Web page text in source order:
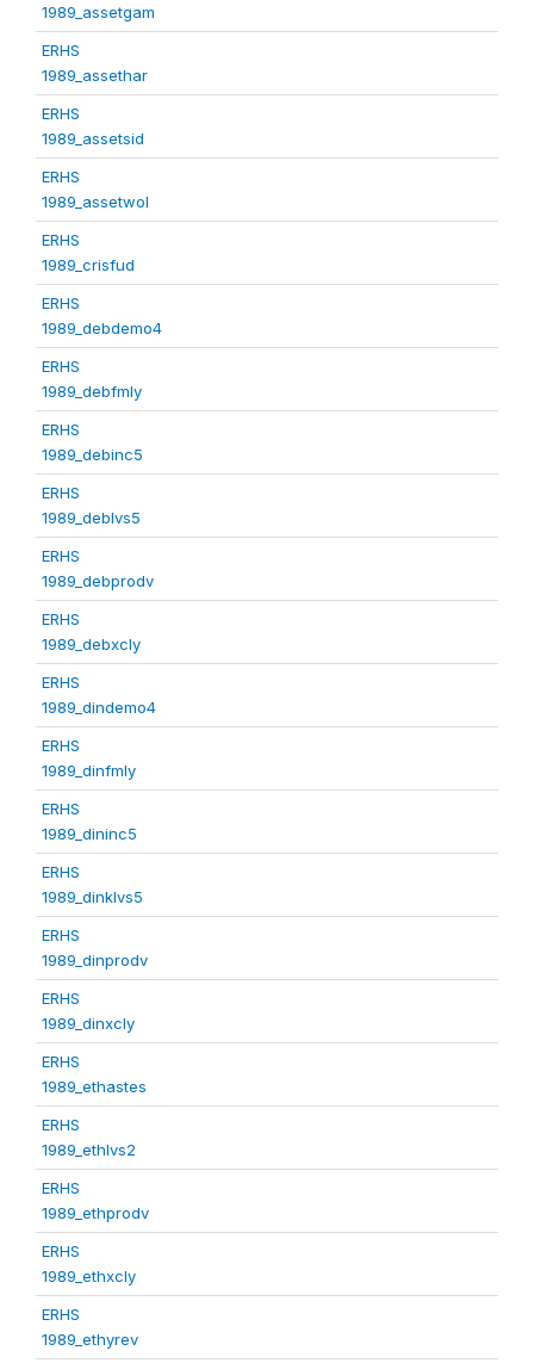
1989_assetgam
ERHS
1989_assethar
ERHS
1989_assetsid
ERHS
1989_assetwol
ERHS
1989_crisfud
ERHS
1989_debdemo4
ERHS
1989_debfmly
ERHS
1989_debinc5
ERHS
1989_deblvs5
ERHS
1989_debprodv
ERHS
1989_debxcly
ERHS
1989_dindemo4
ERHS
1989_dinfmly
ERHS
1989_dininc5
ERHS
1989_dinklvs5
ERHS
1989_dinprodv
ERHS
1989_dinxcly
ERHS
1989_ethastes
ERHS
1989_ethlvs2
ERHS
1989_ethprodv
ERHS
1989_ethxcly
ERHS
1989_ethyrev